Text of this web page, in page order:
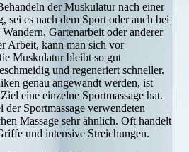
der Muskulatur nach einer
sei es nach dem Sport oder auch bei
Gartenarbeit oder anderer
Arbeit, kann man sich vor
Muskulatur bleibt so gut
und regeneriert schneller.
genau angewandt werden, ist
eine einzelne Sportmassage hat.
Sportmassage verwendeten
Massage sehr ähnlich. Oft handelt
und intensive Streichungen.